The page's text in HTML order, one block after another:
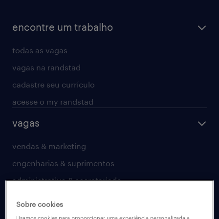
encontre um trabalho
todas as vagas
vagas na randstad
cadastre seu currículo
acesse o my randstad
vagas
vendas & marketing
engenharias & suprimentos
administrativo & secretariado
farmacêutico & saúde
Sobre cookies